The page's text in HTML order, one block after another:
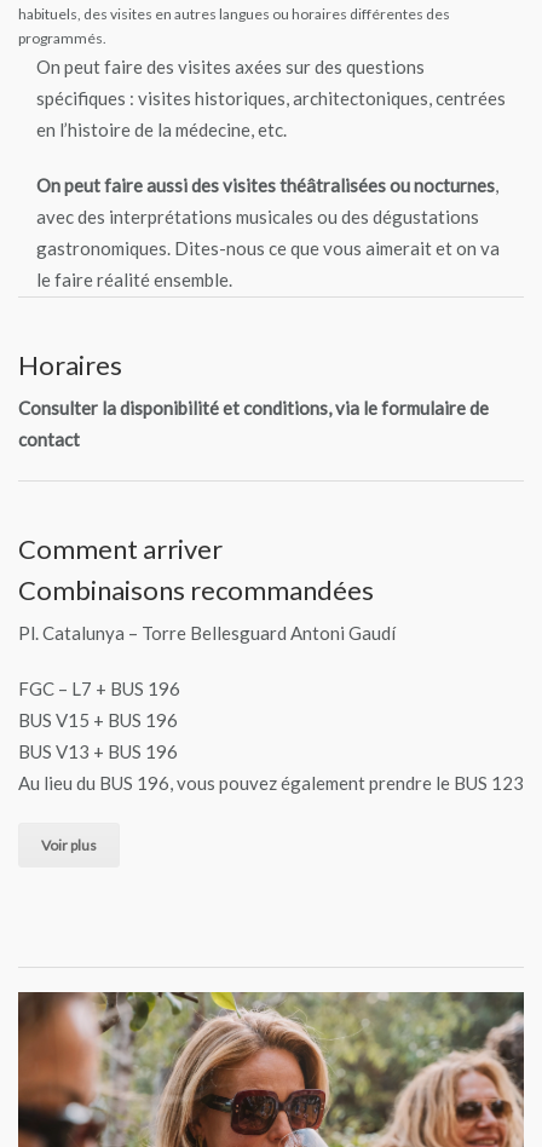
habituels, des visites en autres langues ou horaires différentes des
programmés.
On peut faire des visites axées sur des questions
spécifiques : visites historiques, architectoniques, centrées
en l’histoire de la médecine, etc.
On peut faire aussi des visites théâtralisées ou nocturnes,
avec des interprétations musicales ou des dégustations
gastronomiques. Dites-nous ce que vous aimerait et on va
le faire réalité ensemble.
Horaires
Consulter la disponibilité et conditions, via le formulaire de
contact
Comment arriver
Combinaisons recommandées
Pl. Catalunya – Torre Bellesguard Antoni Gaudí
FGC – L7 + BUS 196
BUS V15 + BUS 196
BUS V13 + BUS 196
Au lieu du BUS 196, vous pouvez également prendre le BUS 123
Voir plus